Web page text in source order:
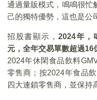
通過量販模式，鳴鳴很忙
己的獨特優勢，這也是公
招股書顯示，2024年，
元，全年交易單數超過16
2024年休閑食品飲料
零售商；按2024年食品
四大連鎖零售商，並保持